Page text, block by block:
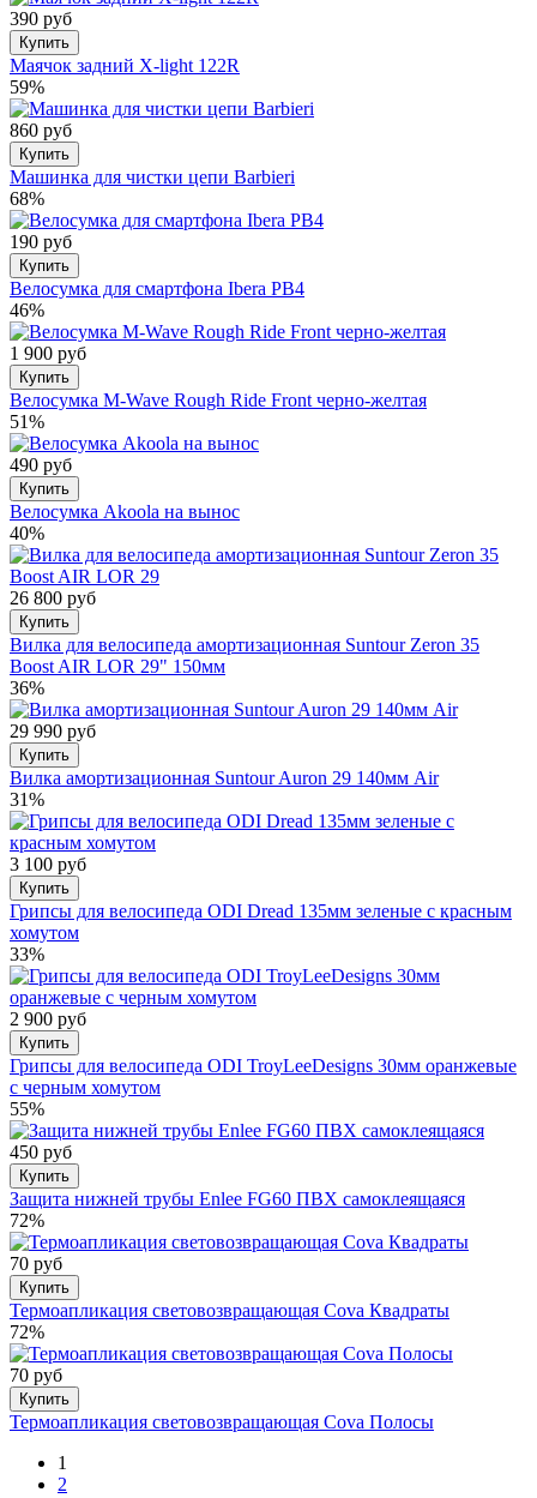
390 руб
Купить
Маячок задний X-light 122R
59%
860 руб
Купить
Машинка для чистки цепи Barbieri
68%
190 руб
Купить
Велосумка для смартфона Ibera PB4
46%
1 900 руб
Купить
Велосумка M-Wave Rough Ride Front черно-желтая
51%
490 руб
Купить
Велосумка Akoola на вынос
40%
26 800 руб
Купить
Вилка для велосипеда амортизационная Suntour Zeron 35
Boost AIR LOR 29" 150мм
36%
29 990 руб
Купить
Вилка амортизационная Suntour Auron 29 140мм Air
31%
3 100 руб
Купить
Грипсы для велосипеда ODI Dread 135мм зеленые с красным
хомутом
33%
2 900 руб
Купить
Грипсы для велосипеда ODI TroyLeeDesigns 30мм оранжевые
с черным хомутом
55%
450 руб
Купить
Защита нижней трубы Enlee FG60 ПВХ самоклеящаяся
72%
70 руб
Купить
Термоапликация световозвращающая Cova Квадраты
72%
70 руб
Купить
Термоапликация световозвращающая Cova Полосы
1
2